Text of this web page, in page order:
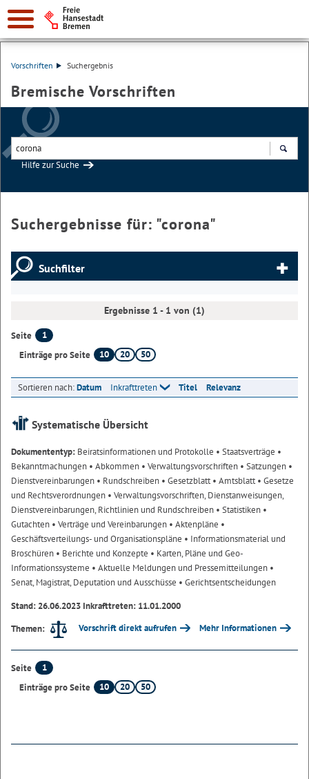
Vorschriften Suchergebnis
Bremische Vorschriften
Hilfe zur Suche
Suchergebnisse für: "corona"
Suchfilter
Ergebnisse 1 - 1 von (1)
Seite
1
Einträge pro Seite
10 20 50
Sortieren nach:Datum Inkrafttreten Titel Relevanz
Systematische Übersicht
Dokumententyp: Beiratsinformationen und Protokolle • Staatsverträge •
Bekanntmachungen • Abkommen • Verwaltungsvorschriften • Satzungen •
Dienstvereinbarungen • Rundschreiben • Gesetzblatt• Amtsblatt• Gesetze
und Rechtsverordnungen • Verwaltungsvorschriften, Dienstanweisungen,
Dienstvereinbarungen, Richtlinien und Rundschreiben • Statistiken •
Gutachten • Verträge und Vereinbarungen • Aktenpläne •
Geschäftsverteilungs- und Organisationspläne • Informationsmaterial und
Broschüren • Berichte und Konzepte • Karten, Pläne und Geo-
Informationssysteme • Aktuelle Meldungen und Pressemitteilungen •
Senat, Magistrat, Deputation und Ausschüsse • Gerichtsentscheidungen
Stand: 26.06.2023 Inkrafttreten: 11.01.2000
Themen:
Vorschrift direkt aufrufen Mehr Informationen
Seite
1
Einträge pro Seite
10 20 50